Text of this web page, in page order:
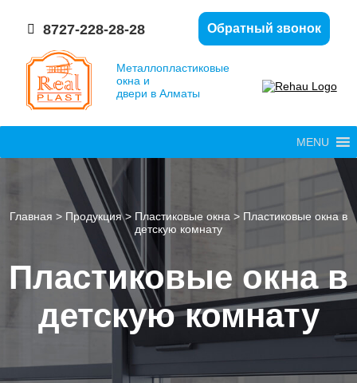
Обратный звонок
8727-228-28-28
Металлопластиковые
окна и
двери в Алматы
MENU
Главная > Продукция> Пластиковые окна > Пластиковые окна в
детскую комнату
Пластиковые окна в
детскую комнату